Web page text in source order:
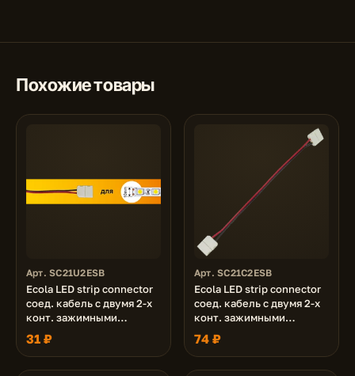
Похожие товары
Арт. SC21U2ESB
Ecola LED strip connector
соед. кабель с двумя 2-х
конт. зажимными
разъемами 10mm 15 см
1шт.
31 ₽
Арт. SC21C2ESB
Ecola LED strip connector
соед. кабель с двумя 2-х
конт. зажимными
разъемами 10mm 15 см.
уп. 3 шт.
74 ₽